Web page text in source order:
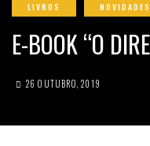
LIVROS NOVIDADES
E-BOOK “O
26 OUTUBRO, 2019